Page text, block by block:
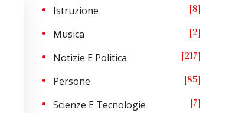
Istruzione 8
Musica 2
Notizie E Politica 217
Persone 85
Scienze E Tecnologie 7